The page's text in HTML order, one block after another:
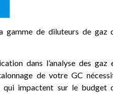
gamme de diluteurs de gaz
dans l’analyse des gaz
de votre GC
qui impactent sur le budget